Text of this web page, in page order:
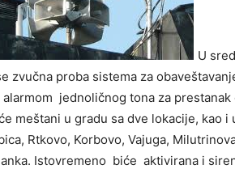
U
zvučna proba sistema za
alarmom jednoličnog tona za
meštani u gradu sa dve lokacije, kao
Rtkovo, Korbovo, Vajuga,
Istovremeno biće aktivirana i